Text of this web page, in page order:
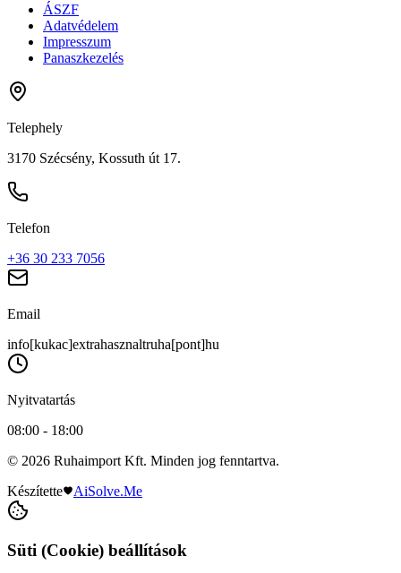
ÁSZF
Adatvédelem
Impresszum
Panaszkezelés
Telephely
3170 Szécsény, Kossuth út 17.
Telefon
+36 30 233 7056
Email
info[kukac]extrahasznaltruha[pont]hu
Nyitvatartás
08:00 - 18:00
© 2026 Ruhaimport Kft. Minden jog fenntartva.
Készítette
AiSolve.Me
Süti (Cookie) beállítások